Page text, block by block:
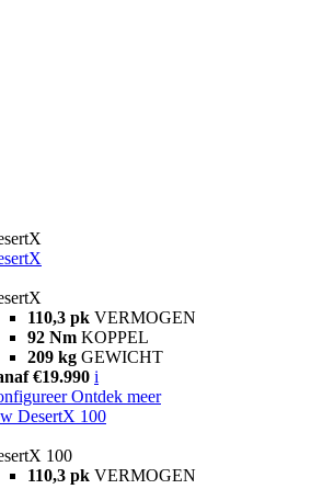
110,3 pk VERMOGEN
92 Nm KOPPEL
209 kg GEWICHT
€19.990 i
Ontdek meer
DesertX 100
100
110,3 pk VERMOGEN